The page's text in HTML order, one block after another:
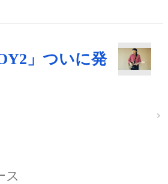
」ついに発
ス